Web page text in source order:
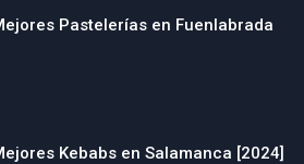
Pastelerías en Fuenlabrada
Kebabs en Salamanca [2024]